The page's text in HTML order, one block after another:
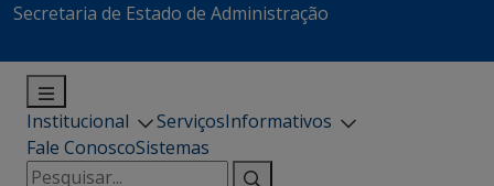
Secretaria de Estado de Administração
Institucional ServiçosInformativos
Fale ConoscoSistemas
Pesquisar